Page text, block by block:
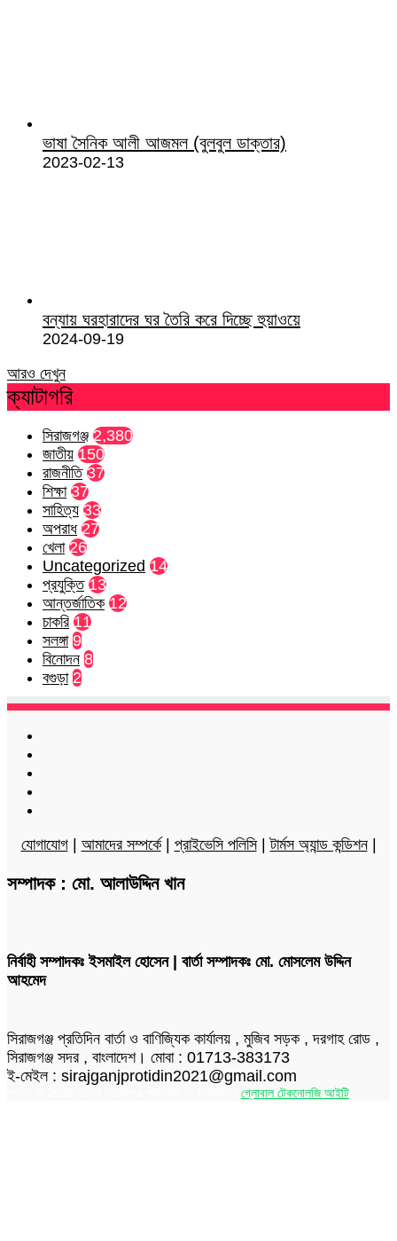
ভাষা সৈনিক আলী আজমল (বুলবুল ডাক্তার)
2023-02-13
বন্যায় ঘরহারাদের ঘর তৈরি করে দিচ্ছে হুয়াওয়ে
2024-09-19
আরও দেখুন
ক্যাটাগরি
সিরাজগঞ্জ 2,380
জাতীয় 150
রাজনীতি 37
শিক্ষা 37
সাহিত্য 33
অপরাধ 27
খেলা 26
Uncategorized 14
প্রযুক্তি 13
আন্তর্জাতিক 12
চাকরি 11
সলঙ্গা 9
বিনোদন 8
বগুড়া 2
যোগাযোগ| আমাদের সম্পর্কে| প্রাইভেসি পলিসি|টার্মস অ্যান্ড কন্ডিশন|
সম্পাদক : মো. আলাউদ্দিন খান
নির্বাহী সম্পাদকঃ ইসমাইল হোসেন | বার্তা সম্পাদকঃ মো. মোসলেম উদ্দিন
আহমেদ
সিরাজগঞ্জ প্রতিদিন বার্তা ও বাণিজ্যিক কার্যালয় , মুজিব সড়ক , দরগাহ রোড ,
সিরাজগঞ্জ সদর , বাংলাদেশ। মোবা : 01713-383173
ই-মেইল : sirajganjprotidin2021@gmail.com
গ্লোবাল টেকনোলজি আইটি